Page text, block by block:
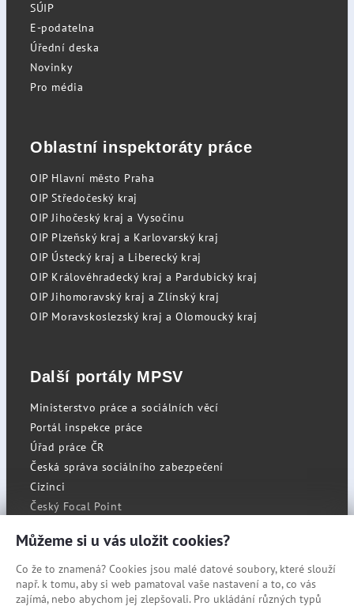
SÚIP
E-podatelna
Úřední deska
Novinky
Pro média
Oblastní inspektoráty práce
OIP Hlavní město Praha
OIP Středočeský kraj
OIP Jihočeský kraj a Vysočinu
OIP Plzeňský kraj a Karlovarský kraj
OIP Ústecký kraj a Liberecký kraj
OIP Královéhradecký kraj a Pardubický kraj
OIP Jihomoravský kraj a Zlínský kraj
OIP Moravskoslezský kraj a Olomoucký kraj
Další portály MPSV
Ministerstvo práce a sociálních věcí
Portál inspekce práce
Úřad práce ČR
Česká správa sociálního zabezpečení
Cizinci
Český Focal Point
RSS
Cookies
Můžeme si u vás uložit cookies?
Co že to znamená? Cookies jsou malé datové soubory, které slouží
např. k tomu, aby si web pamatoval vaše nastavení a to, co vás
zajímá, nebo abychom jej zlepšovali. Pro ukládání různých typů